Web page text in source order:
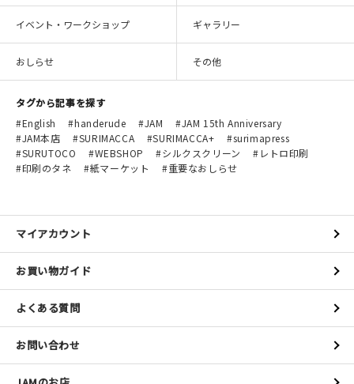
イベント・ワークショップ ギャラリー
おしらせ その他
タグから記事を探す
English
handerude JAM
JAM 15th Anniversary
JAM本店
SURIMACCA SURIMACCA+
surimapress
SURUTOCO
WEBSHOP シルクスクリーン
レトロ印刷
印刷のタネ
紙マーケット 重要なおしらせ
マイアカウント
お買い物ガイド
よくある質問
お問い合わせ